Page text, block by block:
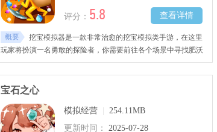
查看详情
评分： 5.8
概要
挖宝模拟器是一款非常治愈的挖宝模拟类手游，在这里
玩家将扮演一名勇敢的探险者，你需要前往各个场景中寻找肥沃
的土地，期间你可以使用各种各样的工具，帮助自己快速的找到
珍宝。
宝石之心
模拟经营
254.11MB
更新时间：
2025-07-28